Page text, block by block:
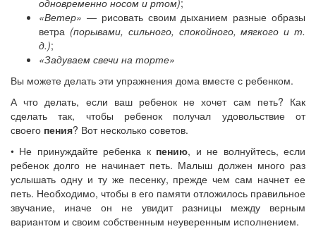
одновременно носом и ртом);
«Ветер» — рисовать своим дыханием разные образы
ветра (порывами, сильного, спокойного, мягкого и т.
д.);
«Задуваем свечи на торте»
Вы можете делать эти упражнения дома вместе с ребенком.
А что делать, если ваш ребенок не хочет сам петь? Как
сделать так, чтобы ребенок получал удовольствие от
своего пения? Вот несколько советов.
• Не принуждайте ребенка к пению, и не волнуйтесь, если
ребенок долго не начинает петь. Малыш должен много раз
услышать одну и ту же песенку, прежде чем сам начнет ее
петь. Необходимо, чтобы в его памяти отложилось правильное
звучание, иначе он не увидит разницы между верным
вариантом и своим собственным неуверенным исполнением.